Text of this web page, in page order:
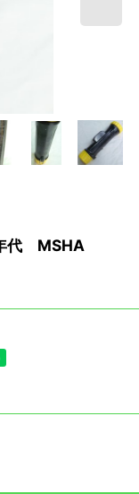
代 MSHA